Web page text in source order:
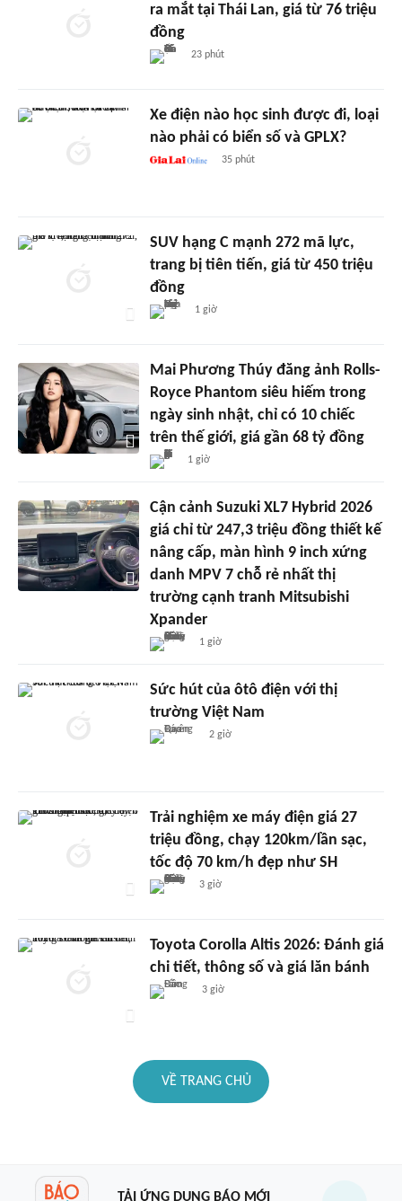
ra mắt tại Thái Lan, giá từ 76 triệu
đồng
23 phút
Xe điện nào học sinh được đi, loại
nào phải có biển số và GPLX?
35 phút
SUV hạng C mạnh 272 mã lực,
trang bị tiên tiến, giá từ 450 triệu
đồng
1 giờ
Mai Phương Thúy đăng ảnh Rolls-
Royce Phantom siêu hiếm trong
ngày sinh nhật, chỉ có 10 chiếc
trên thế giới, giá gần 68 tỷ đồng
1 giờ
Cận cảnh Suzuki XL7 Hybrid 2026
giá chỉ từ 247,3 triệu đồng thiết kế
nâng cấp, màn hình 9 inch xứng
danh MPV 7 chỗ rẻ nhất thị
trường cạnh tranh Mitsubishi
Xpander
1 giờ
Sức hút của ôtô điện với thị
trường Việt Nam
2 giờ
Trải nghiệm xe máy điện giá 27
triệu đồng, chạy 120km/lần sạc,
tốc độ 70 km/h đẹp như SH
3 giờ
Toyota Corolla Altis 2026: Đánh giá
chi tiết, thông số và giá lăn bánh
3 giờ
VỀ TRANG CHỦ
TẢI ỨNG DỤNG BÁO MỚI